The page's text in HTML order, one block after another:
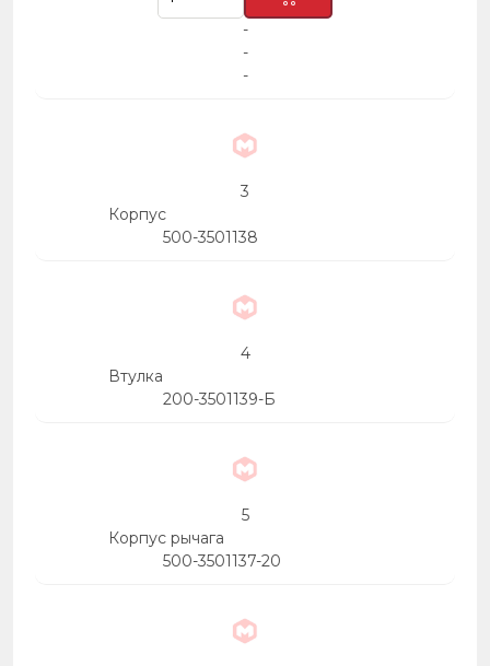
-
-
-
3
Корпус
500-3501138
4
Втулка
200-3501139-Б
5
Корпус рычага
500-3501137-20